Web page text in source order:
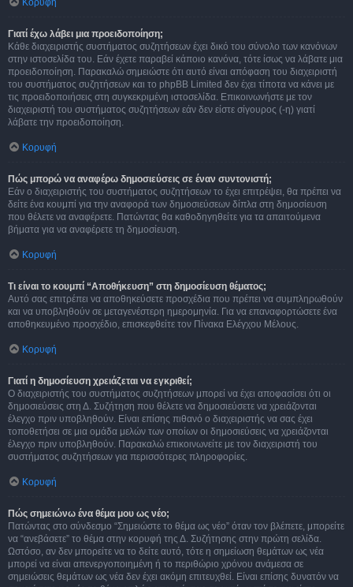
Κορυφή
Γιατί έχω λάβει μια προειδοποίηση;
Κάθε διαχειριστής συστήματος συζητήσεων έχει δικό του σύνολο των κανόνων
στην ιστοσελίδα του. Εάν έχετε παραβεί κάποιο κανόνα, τότε ίσως να λάβατε μια
προειδοποίηση. Παρακαλώ σημειώστε ότι αυτό είναι απόφαση του διαχειριστή
του συστήματος συζητήσεων και το phpBB Limited δεν έχει τίποτα να κάνει με
τις προειδοποιήσεις στη συγκεκριμένη ιστοσελίδα. Επικοινωνήστε με τον
διαχειριστή του συστήματος συζητήσεων εάν δεν είστε σίγουρος (-η) γιατί
λάβατε την προειδοποίηση.
Κορυφή
Πώς μπορώ να αναφέρω δημοσιεύσεις σε έναν συντονιστή;
Εάν ο διαχειριστής του συστήματος συζητήσεων το έχει επιτρέψει, θα πρέπει να
δείτε ένα κουμπί για την αναφορά των δημοσιεύσεων δίπλα στη δημοσίευση
που θέλετε να αναφέρετε. Πατώντας θα καθοδηγηθείτε για τα απαιτούμενα
βήματα για να αναφέρετε τη δημοσίευση.
Κορυφή
Τι είναι το κουμπί “Αποθήκευση” στη δημοσίευση θέματος;
Αυτό σας επιτρέπει να αποθηκεύσετε προσχέδια που πρέπει να συμπληρωθούν
και να υποβληθούν σε μεταγενέστερη ημερομηνία. Για να επαναφορτώσετε ένα
αποθηκευμένο προσχέδιο, επισκεφθείτε τον Πίνακα Ελέγχου Μέλους.
Κορυφή
Γιατί η δημοσίευση χρειάζεται να εγκριθεί;
Ο διαχειριστής του συστήματος συζητήσεων μπορεί να έχει αποφασίσει ότι οι
δημοσιεύσεις στη Δ. Συζήτηση που θέλετε να δημοσιεύσετε να χρειάζονται
έλεγχο πριν υποβληθούν. Είναι επίσης πιθανό ο διαχειριστής να σας έχει
τοποθετήσει σε μια ομάδα μελών των οποίων οι δημοσιεύσεις να χρειάζονται
έλεγχο πριν υποβληθούν. Παρακαλώ επικοινωνείτε με τον διαχειριστή του
συστήματος συζητήσεων για περισσότερες πληροφορίες.
Κορυφή
Πώς σημειώνω ένα θέμα μου ως νέο;
Πατώντας στο σύνδεσμο “Σημειώστε το θέμα ως νέο” όταν τον βλέπετε, μπορείτε
να “ανεβάσετε” το θέμα στην κορυφή της Δ. Συζήτησης στην πρώτη σελίδα.
Ωστόσο, αν δεν μπορείτε να το δείτε αυτό, τότε η σημείωση θεμάτων ως νέα
μπορεί να είναι απενεργοποιημένη ή το περιθώριο χρόνου ανάμεσα σε
σημειώσεις θεμάτων ως νέα δεν έχει ακόμη επιτευχθεί. Είναι επίσης δυνατόν να